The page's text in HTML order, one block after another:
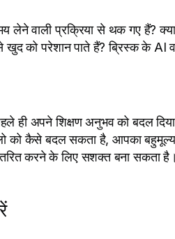
वाली प्रक्रिया से थक गए हैं? क्या
को परेशान पाते हैं? ब्रिस्क के AI
अपने शिक्षण अनुभव को बदल
को कैसे बदल सकता है, आपका
करने के लिए सशक्त बना सकता है।